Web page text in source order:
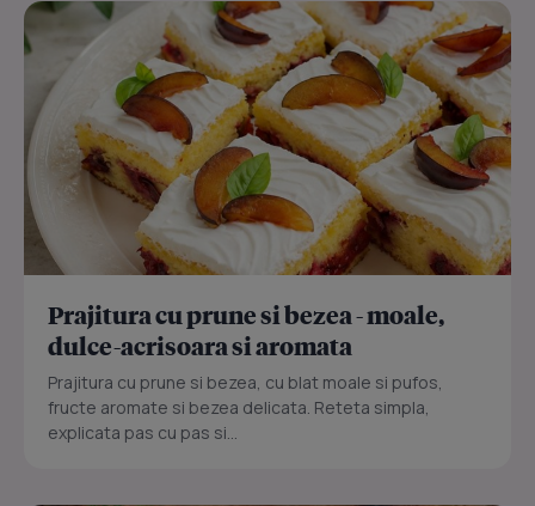
Prajitura cu prune si bezea - moale,
dulce-acrisoara si aromata
Prajitura cu prune si bezea, cu blat moale si pufos,
fructe aromate si bezea delicata. Reteta simpla,
explicata pas cu pas si...